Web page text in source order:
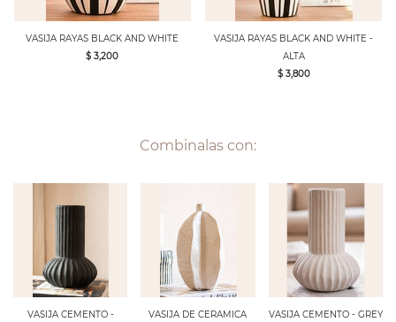
VASIJA RAYAS BLACK AND WHITE
$ 3,200
VASIJA RAYAS BLACK AND WHITE -
ALTA
$ 3,800
Combinalas con:
VASIJA CEMENTO -
VASIJA DE CERAMICA
VASIJA CEMENTO - GREY